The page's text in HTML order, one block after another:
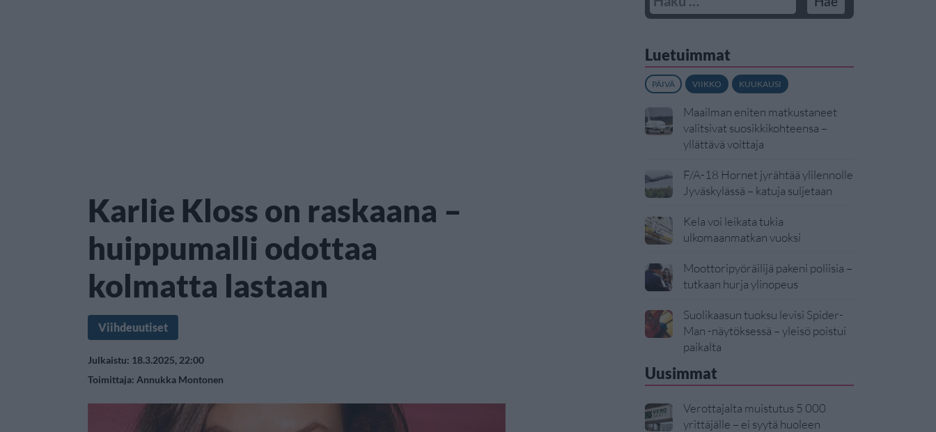
Karlie Kloss on raskaana –
huippumalli odottaa
kolmatta lastaan
Viihdeuutiset
Julkaistu: 18.3.2025, 22:00
Toimittaja: Annukka Montonen
Luetuimmat
PÄIVÄ VIIKKO KUUKAUSI
Maailman eniten matkustaneet
valitsivat suosikkikohteensa –
yllättävä voittaja
F/A-18 Hornet jyrähtää ylilennolle
Jyväskylässä – katuja suljetaan
Kela voi leikata tukia
ulkomaanmatkan vuoksi
Moottoripyöräilijä pakeni poliisia –
tutkaan hurja ylinopeus
Suolikaasun tuoksu levisi Spider-
Man -näytöksessä – yleisö poistui
paikalta
Uusimmat
Verottajalta muistutus 5 000
yrittäjälle – ei syytä huoleen